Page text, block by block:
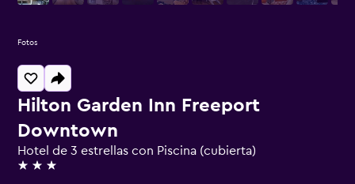
Hilton Garden Inn Freeport
Downtown
Hotel de 3 estrellas con Piscina (cubierta)
3 estrellas
Fotos